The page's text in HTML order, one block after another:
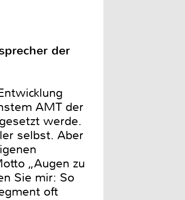
der
AMT der
werde.
selbst. Aber
„Augen zu
Sie mir: So
oft